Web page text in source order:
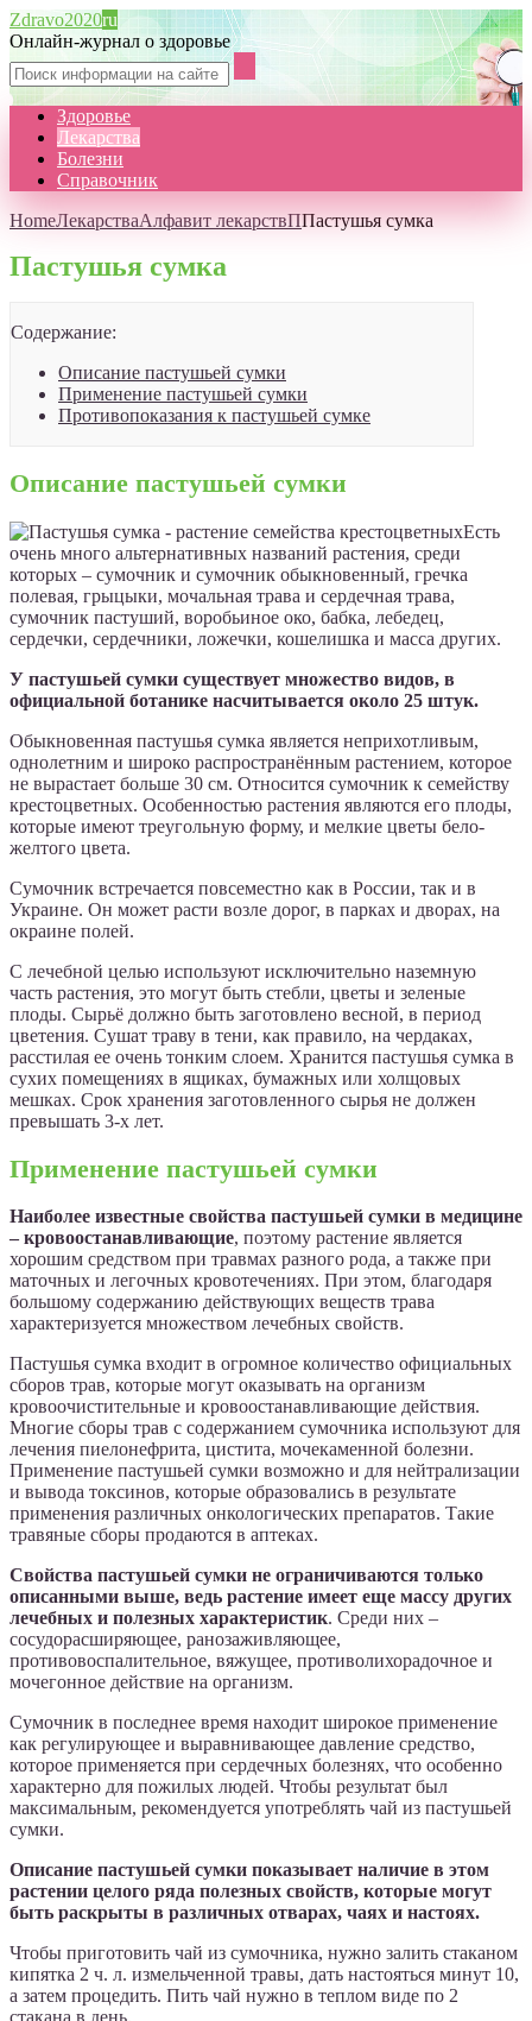
Zdravo2020ru
Онлайн-журнал о здоровье
Здоровье
Лекарства
Болезни
Справочник
HomeЛекарстваАлфавит лекарствППастушья сумка
Пастушья сумка
Содержание:
Описание пастушьей сумки
Применение пастушьей сумки
Противопоказания к пастушьей сумке
Описание пастушьей сумки
Есть
очень много альтернативных названий растения, среди
которых – сумочник и сумочник обыкновенный, гречка
полевая, грыцыки, мочальная трава и сердечная трава,
сумочник пастуший, воробьиное око, бабка, лебедец,
сердечки, сердечники, ложечки, кошелишка и масса других.
У пастушьей сумки существует множество видов, в
официальной ботанике насчитывается около 25 штук.
Обыкновенная пастушья сумка является неприхотливым,
однолетним и широко распространённым растением, которое
не вырастает больше 30 см. Относится сумочник к семейству
крестоцветных. Особенностью растения являются его плоды,
которые имеют треугольную форму, и мелкие цветы бело-
желтого цвета.
Сумочник встречается повсеместно как в России, так и в
Украине. Он может расти возле дорог, в парках и дворах, на
окраине полей.
С лечебной целью используют исключительно наземную
часть растения, это могут быть стебли, цветы и зеленые
плоды. Сырьё должно быть заготовлено весной, в период
цветения. Сушат траву в тени, как правило, на чердаках,
расстилая ее очень тонким слоем. Хранится пастушья сумка в
сухих помещениях в ящиках, бумажных или холщовых
мешках. Срок хранения заготовленного сырья не должен
превышать 3-х лет.
Применение пастушьей сумки
Наиболее известные свойства пастушьей сумки в медицине
– кровоостанавливающие, поэтому растение является
хорошим средством при травмах разного рода, а также при
маточных и легочных кровотечениях. При этом, благодаря
большому содержанию действующих веществ трава
характеризуется множеством лечебных свойств.
Пастушья сумка входит в огромное количество официальных
сборов трав, которые могут оказывать на организм
кровоочистительные и кровоостанавливающие действия.
Многие сборы трав с содержанием сумочника используют для
лечения пиелонефрита, цистита, мочекаменной болезни.
Применение пастушьей сумки возможно и для нейтрализации
и вывода токсинов, которые образовались в результате
применения различных онкологических препаратов. Такие
травяные сборы продаются в аптеках.
Свойства пастушьей сумки не ограничиваются только
описанными выше, ведь растение имеет еще массу других
лечебных и полезных характеристик. Среди них –
сосудорасширяющее, ранозаживляющее,
противовоспалительное, вяжущее, противолихорадочное и
мочегонное действие на организм.
Сумочник в последнее время находит широкое применение
как регулирующее и выравнивающее давление средство,
которое применяется при сердечных болезнях, что особенно
характерно для пожилых людей. Чтобы результат был
максимальным, рекомендуется употреблять чай из пастушьей
сумки.
Описание пастушьей сумки показывает наличие в этом
растении целого ряда полезных свойств, которые могут
быть раскрыты в различных отварах, чаях и настоях.
Чтобы приготовить чай из сумочника, нужно залить стаканом
кипятка 2 ч. л. измельченной травы, дать настояться минут 10,
а затем процедить. Пить чай нужно в теплом виде по 2